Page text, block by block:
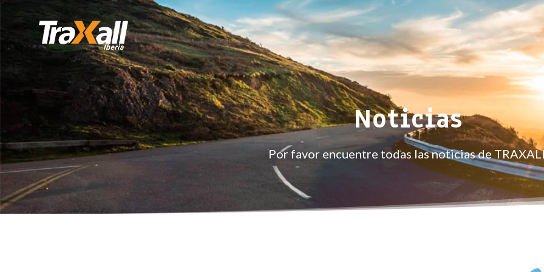
Noticias
Por favor encuentre todas las noticias de